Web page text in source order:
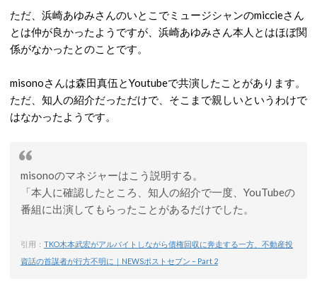
ただ、浜崎あゆみさんのいとこでミュージシャンのmiccieさん
とは仲が良かったようですが、浜崎あゆみさん本人とはほぼ関
係がなかったとのことです。
misonoさんは森田真伍とYoutubeで共演したことがあります。
ただ、知人の紹介だっただけで、そこまで親しいというわけで
はなかったようです。
misonoのマネジャーはこう説明する。
「本人に確認したところ、知人の紹介で一度、YouTubeの
番組に出演してもらったことがあるだけでした。
引用： TKO木本武宏がアルバイトしながら債権回収に奔走する一方、不動産投
資話の首謀者が行方不明に｜NEWSポストセブン – Part 2